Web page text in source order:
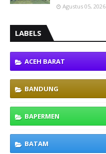
Agustus 05, 2026
LABELS
ACEH BARAT
BANDUNG
BAPERMEN
BATAM